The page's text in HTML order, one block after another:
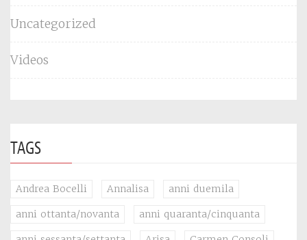
Uncategorized
Videos
TAGS
Andrea Bocelli Annalisa anni duemila
anni ottanta/novanta anni quaranta/cinquanta